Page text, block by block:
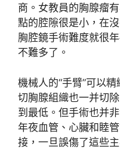
商。女教員的胸腺瘤
點的腔隙很是小，在
胸腔鏡手術難度就很
不難多了。
機械人的“手臂”可以
切胸腺組織也一并切
到最低。但手術也并
年夜血管、心臟和睦
接，一旦誤傷了這些